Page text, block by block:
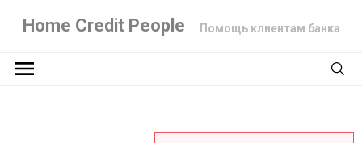
Home Credit People Помощь клиентам банка